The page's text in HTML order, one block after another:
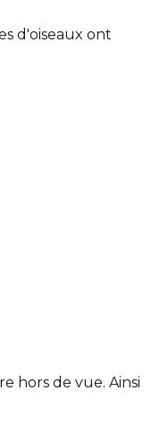
d'oiseaux ont
hors de vue. Ainsi